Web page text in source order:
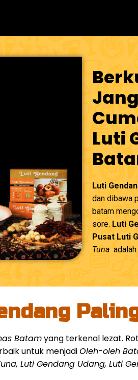
Luti
Luti
dan dibawa
batam
sore.Luti
Pusat Luti
Tunaadalah
Batamyang terkenal lezat.
untuk menjadiOleh-oleh
Luti Gendang Udang, Luti